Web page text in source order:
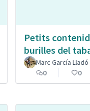
Petits
burilles del
Marc García Lladó
0
0